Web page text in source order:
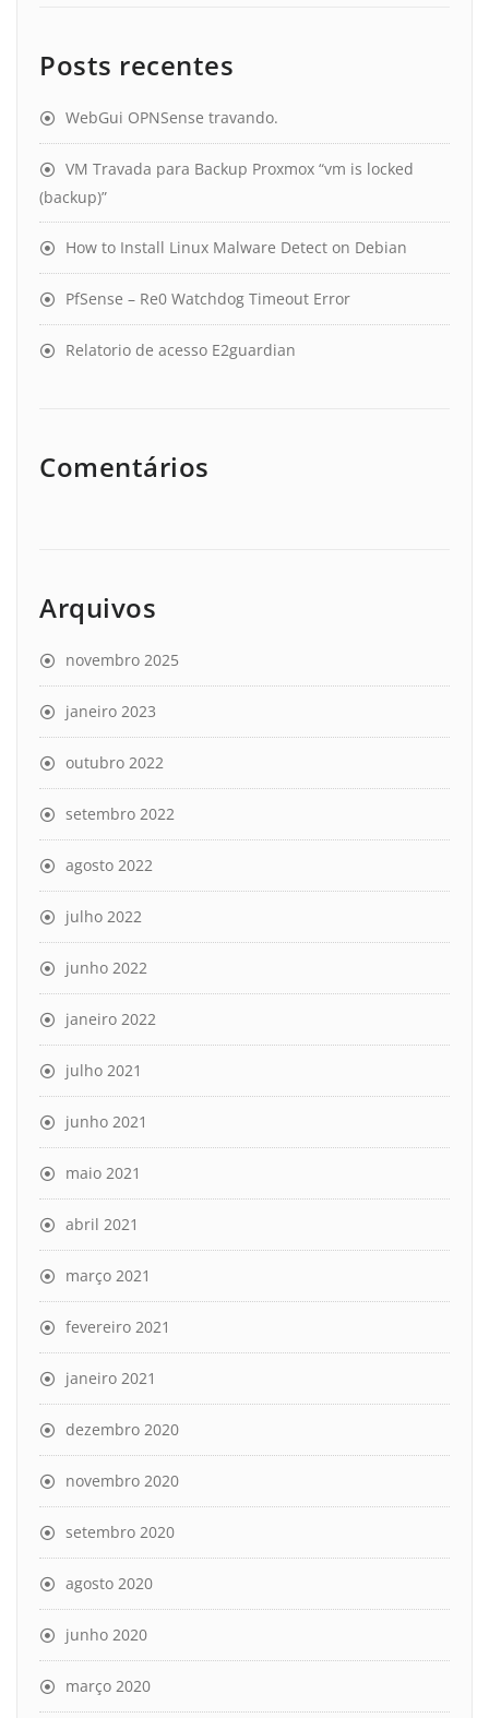
Posts recentes
WebGui OPNSense travando.
VM Travada para Backup Proxmox “vm is locked
(backup)”
How to Install Linux Malware Detect on Debian
PfSense – Re0 Watchdog Timeout Error
Relatorio de acesso E2guardian
Comentários
Arquivos
novembro 2025
janeiro 2023
outubro 2022
setembro 2022
agosto 2022
julho 2022
junho 2022
janeiro 2022
julho 2021
junho 2021
maio 2021
abril 2021
março 2021
fevereiro 2021
janeiro 2021
dezembro 2020
novembro 2020
setembro 2020
agosto 2020
junho 2020
março 2020